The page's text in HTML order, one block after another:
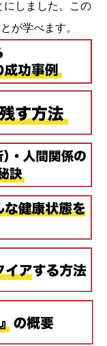
にしました。この
が学べます。